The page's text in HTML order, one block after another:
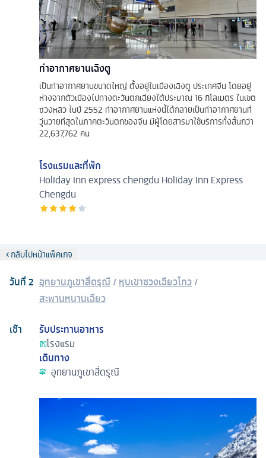
ท่าอากาศยานเฉิงตู
เป็นท่าอากาศยานขนาดใหญ่ ตั้งอยู่ในเมืองเฉิงตู ประเทศจีน โดยอยู่
ห่างจากตัวเมืองไปทางตะวันตกเฉียงใต้ประมาณ 16 กิโลเมตร ในเขต
ซวงหลิว ในปี 2552 ท่าอากาศยานแห่งนี้ได้กลายเป็นท่าอากาศยานที่
วุ่นวายที่สุดในภาคตะวันตกของจีน มีผู้โดยสารมาใช้บริการทั้งสิ้นกว่า
22,637,762 คน
โรงแรมและที่พัก
Holiday inn express chengdu Holiday Inn Express
Chengdu
กลับไปหน้าแพ็คเกจ
วันที่2 อุทยานภูเขาสี่ดรุณี /หุบเขาซวงเฉียวโกว/
สะพานหนานเฉียว
เช้า
รับประทานอาหาร
โรงแรม
เดินทาง
อุทยานภูเขาสี่ดรุณี